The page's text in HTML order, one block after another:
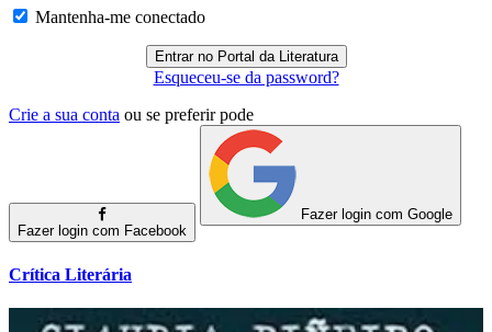
Mantenha-me conectado
Esqueceu-se da password?
Crie a sua conta ou se preferir pode
Fazer login com Facebook
Fazer login com Google
Crítica Literária